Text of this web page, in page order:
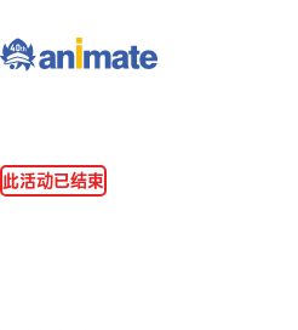
此活动已结束